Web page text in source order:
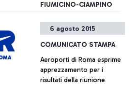
FIUMICINO-CIAMPINO
- insieme a China Southern
nuovo collegamento tra
l’aeroporto Leonardo Da
Vinci e le città di Canton e
+ Approfondisci
6 agosto 2015
COMUNICATO STAMPA
Aeroporti di Roma esprime
apprezzamento per i
risultati della riunione